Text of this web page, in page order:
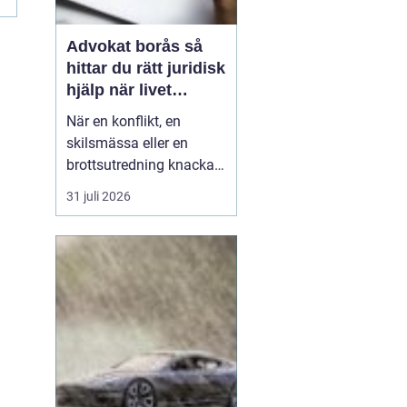
Advokat borås så
hittar du rätt juridisk
hjälp när livet
krånglar
När en konflikt, en
skilsmässa eller en
brottsutredning knackar
på dörren förändras
vardagen snabbt.
länge med att kontakta
jurist, ofta av oro för
kostnader eller för att de
inte vet vart de ska
vända sig. Samtidigt kan
31 juli 2026